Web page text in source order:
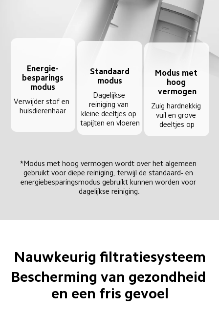
Energie-
besparings
modus
Verwijder stof en
huisdierenhaar
Standaard
modus
Dagelijkse
reiniging van
kleine deeltjes op
tapijten en vloeren
Modus met
hoog
vermogen
Zuig hardnekkig
vuil en grove
deeltjes op
*Modus met hoog vermogen wordt over het algemeen
gebruikt voor diepe reiniging, terwijl de standaard- en
energiebesparingsmodus gebruikt kunnen worden voor
dagelijkse reiniging.
Nauwkeurig filtratiesysteem
Bescherming van gezondheid
en een fris gevoel